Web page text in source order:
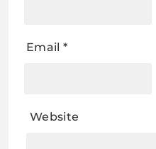
Email *
Website